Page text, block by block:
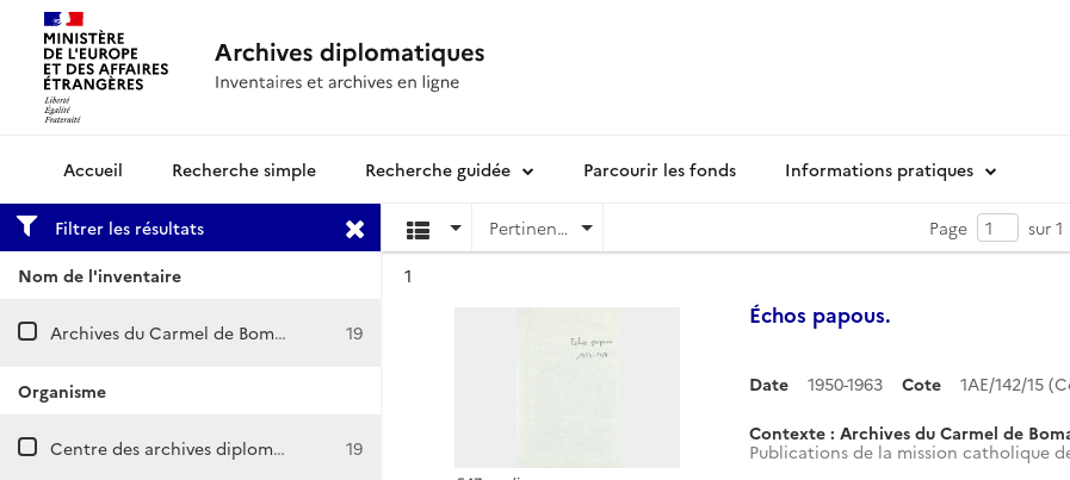
Archives diplomatiquesRecherche simple Recherche guidée Parcourir les fonds Informations pratiques
Filtrer les résultats
Nom de l'inventaire
Archives du Carmel de Bomana à Port Moresby 19
Organisme
Centre des archives diplomatiques de Nantes 19
Pertinence Page sur 1
1
Échos papous.
Date 1950-1963 Cote 1AE/142/15
Contexte : Archives du Carmel de
Publications de la mission catholique